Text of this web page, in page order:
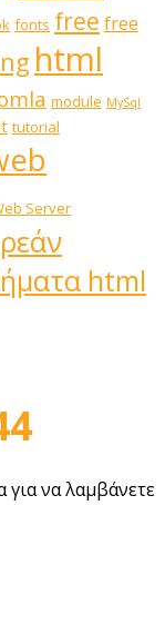
fonts free free
html
module MySql
tutorial
Server
html
για να λαμβάνετε